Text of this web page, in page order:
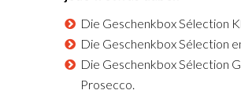
Die Geschenkbox Sélection
Die Geschenkbox Sélection
Die Geschenkbox Sélection
Prosecco.